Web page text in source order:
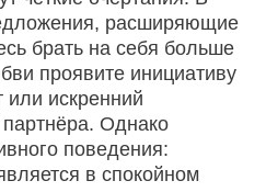
расширяющие
брать на себя больше
проявите инициативу
искренний
Однако
поведения:
в спокойном